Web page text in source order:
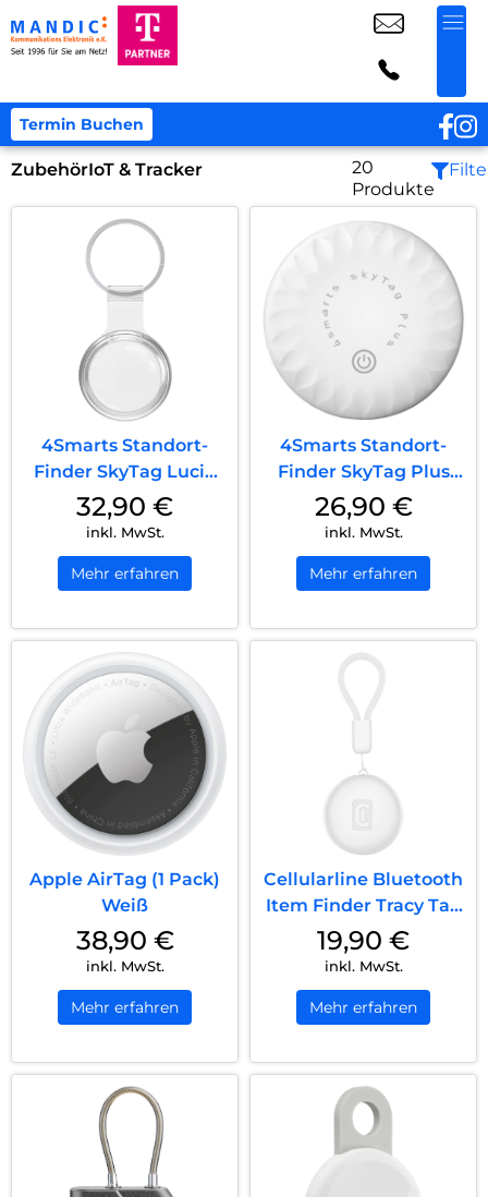
Termin Buchen
ZubehörIoT & Tracker
20
Produkte
4Smarts Standort-
Finder SkyTag Lucid
2er Set Weiß
32,90 €
inkl. MwSt.
Mehr erfahren
4Smarts Standort-
Finder SkyTag Plus
2er Set Weiß
26,90 €
inkl. MwSt.
Mehr erfahren
Apple AirTag (1 Pack)
Weiß
38,90 €
inkl. MwSt.
Mehr erfahren
Cellularline Bluetooth
Item Finder Tracy Tag
White
19,90 €
inkl. MwSt.
Mehr erfahren